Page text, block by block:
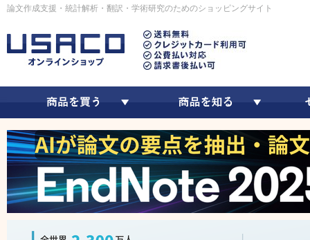
論文作成支援・統計解析・翻訳・学術研究のためのショッピングサイト